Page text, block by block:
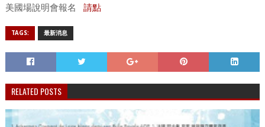
美國場說明會報名
請點
TAGS: 最新消息
RELATED POSTS